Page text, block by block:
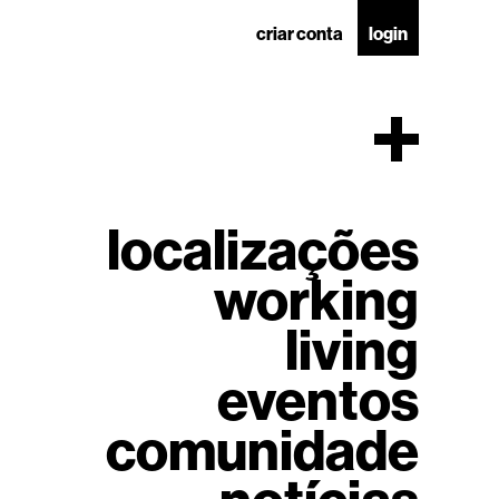
criar conta login
localizações
working
living
eventos
comunidade